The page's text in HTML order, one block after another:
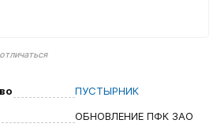
ПУСТЫРНИК
ОБНОВЛЕНИЕ ПФК ЗАО